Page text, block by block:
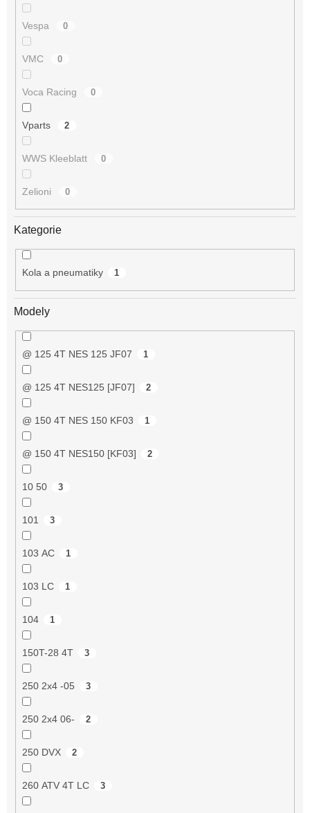
Vespa 0
VMC 0
Voca Racing 0
Vparts 2
WWS Kleeblatt 0
Zelioni 0
Kategorie
Kola a pneumatiky 1
Modely
@ 125 4T NES 125 JF07 1
@ 125 4T NES125 [JF07] 2
@ 150 4T NES 150 KF03 1
@ 150 4T NES150 [KF03] 2
10 50 3
101 3
103 AC 1
103 LC 1
104 1
150T-28 4T 3
250 2x4 -05 3
250 2x4 06- 2
250 DVX 2
260 ATV 4T LC 3